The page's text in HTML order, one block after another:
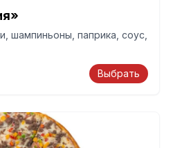
шампиньоны, паприка, соус,
Выбрать